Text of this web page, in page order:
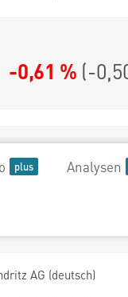
-0,61 % (-
Analysen
AG (deutsch)